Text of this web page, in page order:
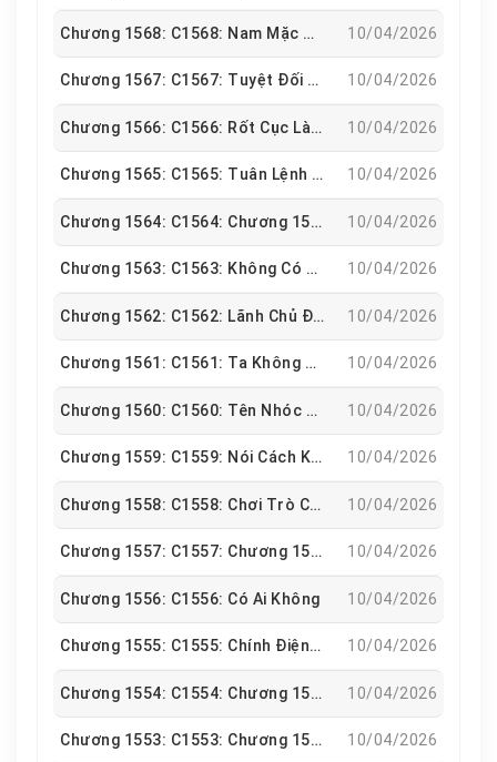
Chương 1568: C1568: Nam Mặc Hắc Y Khí Chất Bất Phàm 10/04/2026
Chương 1567: C1567: Tuyệt Đối Nàng Sẽ Mừng Rỡ Như Điên 10/04/2026
Chương 1566: C1566: Rốt Cục Là Có Chuyện Gì Xảy Ra 10/04/2026
Chương 1565: C1565: Tuân Lệnh Lãnh Chủ Đại Nhân 10/04/2026
Chương 1564: C1564: Chương 1564 10/04/2026
Chương 1563: C1563: Không Có Ấn Tượng 10/04/2026
Chương 1562: C1562: Lãnh Chủ Đại Nhân 10/04/2026
Chương 1561: C1561: Ta Không Chơi Nữa 10/04/2026
Chương 1560: C1560: Tên Nhóc Này Vậy Mà Có Con Luôn Rồi 10/04/2026
Chương 1559: C1559: Nói Cách Khác Nàng Ta Không Hề Nói Dối 10/04/2026
Chương 1558: C1558: Chơi Trò Chơi Lời Thật Lòng 10/04/2026
Chương 1557: C1557: Chương 1557 10/04/2026
Chương 1556: C1556: Có Ai Không 10/04/2026
Chương 1555: C1555: Chính Điện Của Châp Sự Đường 10/04/2026
Chương 1554: C1554: Chương 1554 10/04/2026
Chương 1553: C1553: Chương 1553 10/04/2026